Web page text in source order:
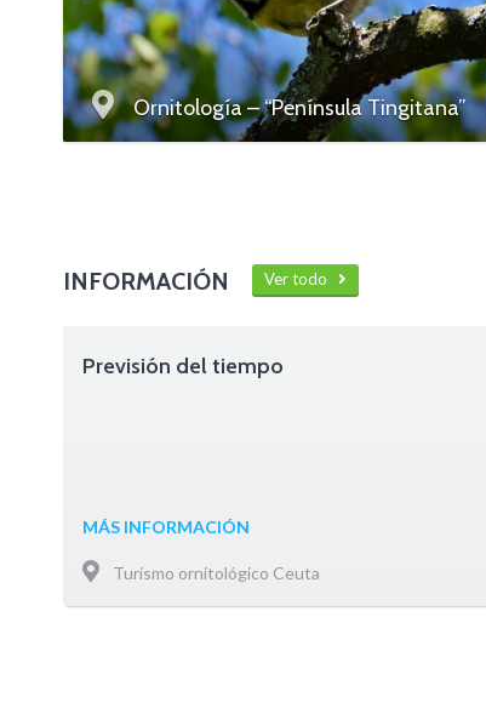
Ornitología – “Península Tingitana”
INFORMACIÓN Ver todo
Previsión del tiempo
MÁS INFORMACIÓN
Turismo ornitológico Ceuta